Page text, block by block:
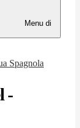
Menu di
Spagnola
-